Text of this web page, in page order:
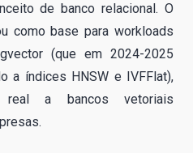
de banco relacional. O
como base para workloads
(que em 2024-2025
a índices HNSW e IVFFlat),
real a bancos vetoriais